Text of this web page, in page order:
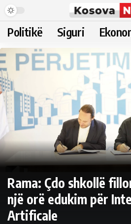
Politikë Siguri
Rama: Çdo shkollë
një orë edukim për
Artificale